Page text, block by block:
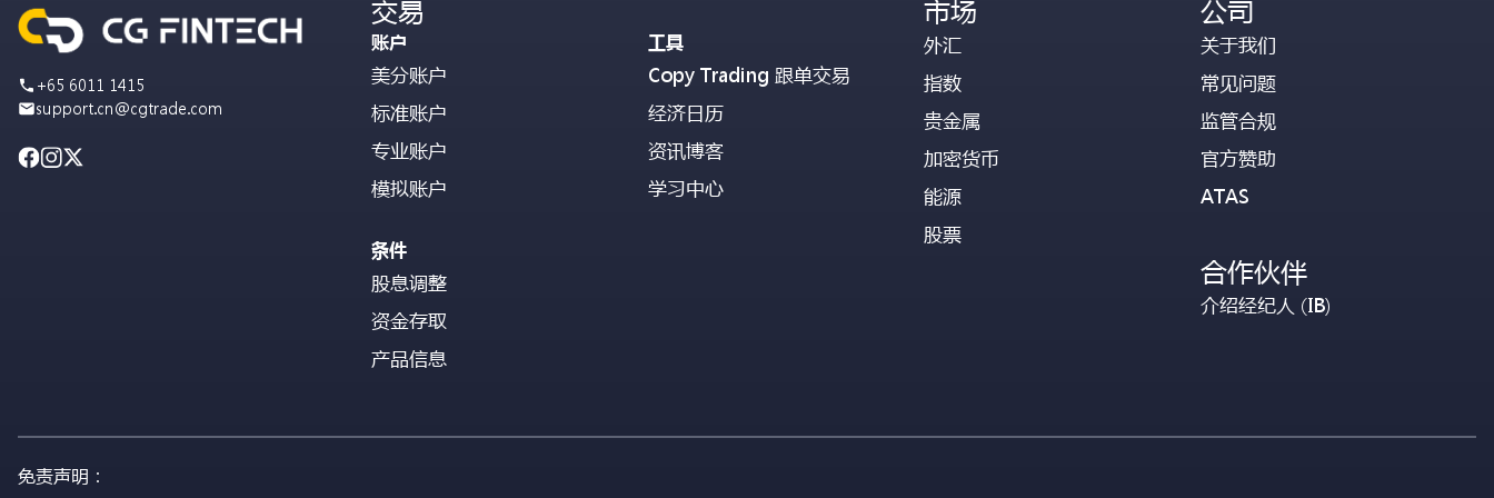
+65 6011 1415
support.cn@cgtrade.com
交易
账户
美分账户
标准账户
专业账户
模拟账户
条件
股息调整
资金存取
产品信息
工具
Copy Trading 跟单交易
经济日历
资讯博客
学习中心
市场
外汇
指数
贵金属
加密货币
能源
股票
公司
关于我们
常见问题
监管合规
官方赞助
ATAS
合作伙伴
介绍经纪人 (IB)
免责声明：